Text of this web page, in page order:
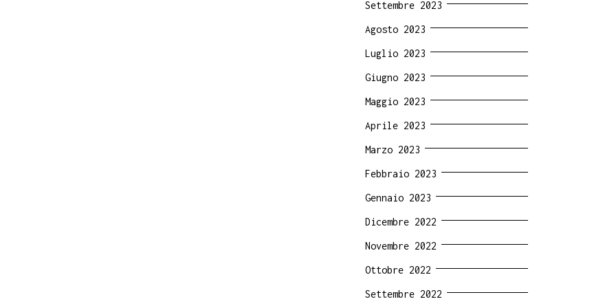
Settembre 2023
Agosto 2023
Luglio 2023
Giugno 2023
Maggio 2023
Aprile 2023
Marzo 2023
Febbraio 2023
Gennaio 2023
Dicembre 2022
Novembre 2022
Ottobre 2022
Settembre 2022